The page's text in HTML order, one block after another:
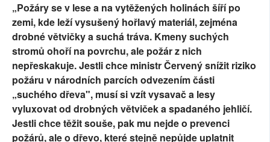
„Požáry se v lese a na vytěžených holinách šíří po
zemi, kde leží vysušený hořlavý materiál, zejména
drobné větvičky a suchá tráva. Kmeny suchých
stromů ohoří na povrchu, ale požár z nich
nepřeskakuje. Jestli chce ministr Červený snížit riziko
požáru v národních parcích odvezením části
„suchého dřeva", musí si vzít vysavač a lesy
vyluxovat od drobných větviček a spadaného jehličí.
Jestli chce těžit souše, pak mu nejde o prevenci
požárů, ale o dřevo, které stejně nepůjde uplatnit